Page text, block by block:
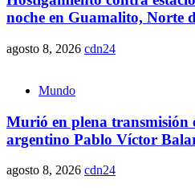
noche en Guamalito, Norte
agosto 8, 2026 cdn24
Mundo
Murió en plena transmisión
argentino Pablo Víctor
agosto 8, 2026 cdn24